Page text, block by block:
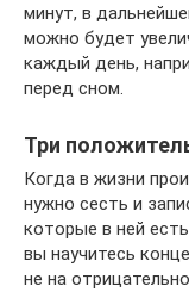
минут, в
можно будет
каждый день,
перед сном.
Три
Когда в жизни
нужно сесть и
которые в ней
вы научитесь
не на